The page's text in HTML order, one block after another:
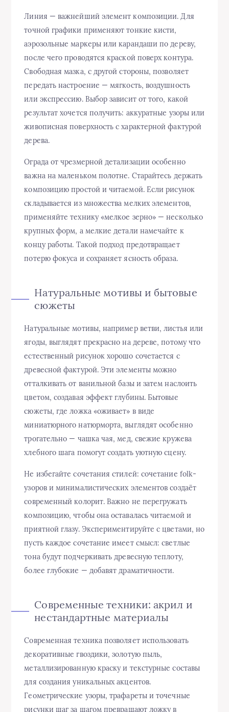
Линия — важнейший элемент композиции. Для
точной графики применяют тонкие кисти,
аэрозольные маркеры или карандаши по дереву,
после чего проводятся краской поверх контура.
Свободная мазка, с другой стороны, позволяет
передать настроение — мягкость, воздушность
или экспрессию. Выбор зависит от того, какой
результат хочется получить: аккуратные узоры или
живописная поверхность с характерной фактурой
дерева.
Ограда от чрезмерной детализации особенно
важна на маленьком полотне. Старайтесь держать
композицию простой и читаемой. Если рисунок
складывается из множества мелких элементов,
применяйте технику «мелкое зерно» — несколько
крупных форм, а мелкие детали намечайте к
концу работы. Такой подход предотвращает
потерю фокуса и сохраняет ясность образа.
Натуральные мотивы и бытовые
сюжеты
Натуральные мотивы, например ветви, листья или
ягоды, выглядят прекрасно на дереве, потому что
естественный рисунок хорошо сочетается с
древесной фактурой. Эти элементы можно
отталкивать от ванильной базы и затем наслоить
цветом, создавая эффект глубины. Бытовые
сюжеты, где ложка «оживает» в виде
миниатюрного натюрморта, выглядят особенно
трогательно — чашка чая, мед, свежие кружева
хлебного шага помогут создать уютную сцену.
Не избегайте сочетания стилей: сочетание folk-
узоров и минималистических элементов создаёт
современный колорит. Важно не перегружать
композицию, чтобы она оставалась читаемой и
приятной глазу. Экспериментируйте с цветами, но
пусть каждое сочетание имеет смысл: светлые
тона будут подчеркивать древесную теплоту,
более глубокие — добавят драматичности.
Современные техники: акрил и
нестандартные материалы
Современная техника позволяет использовать
декоративные гвоздики, золотую пыль,
металлизированную краску и текстурные составы
для создания уникальных акцентов.
Геометрические узоры, трафареты и точечные
рисунки шаг за шагом превращают ложку в